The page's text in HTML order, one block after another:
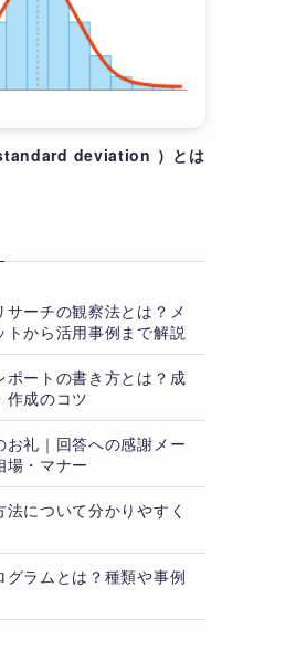
deviation ）とは
サーチの観察法とは？メ
トから活用事例まで解説
ポートの書き方とは？成
作成のコツ
お礼｜回答への感謝メー
場・マナー
について分かりやすく
グラムとは？種類や事例